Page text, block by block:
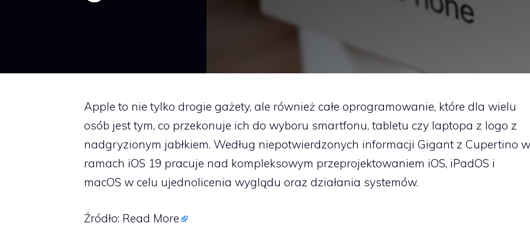
Apple to nie tylko drogie gażety, ale również całe oprogramowanie, które dla wielu
osób jest tym, co przekonuje ich do wyboru smartfonu, tabletu czy laptopa z logo z
nadgryzionym jabłkiem. Według niepotwierdzonych informacji Gigant z Cupertino w
ramach iOS 19 pracuje nad kompleksowym przeprojektowaniem iOS, iPadOS i
macOS w celu ujednolicenia wyglądu oraz działania systemów.
Źródło: Read More